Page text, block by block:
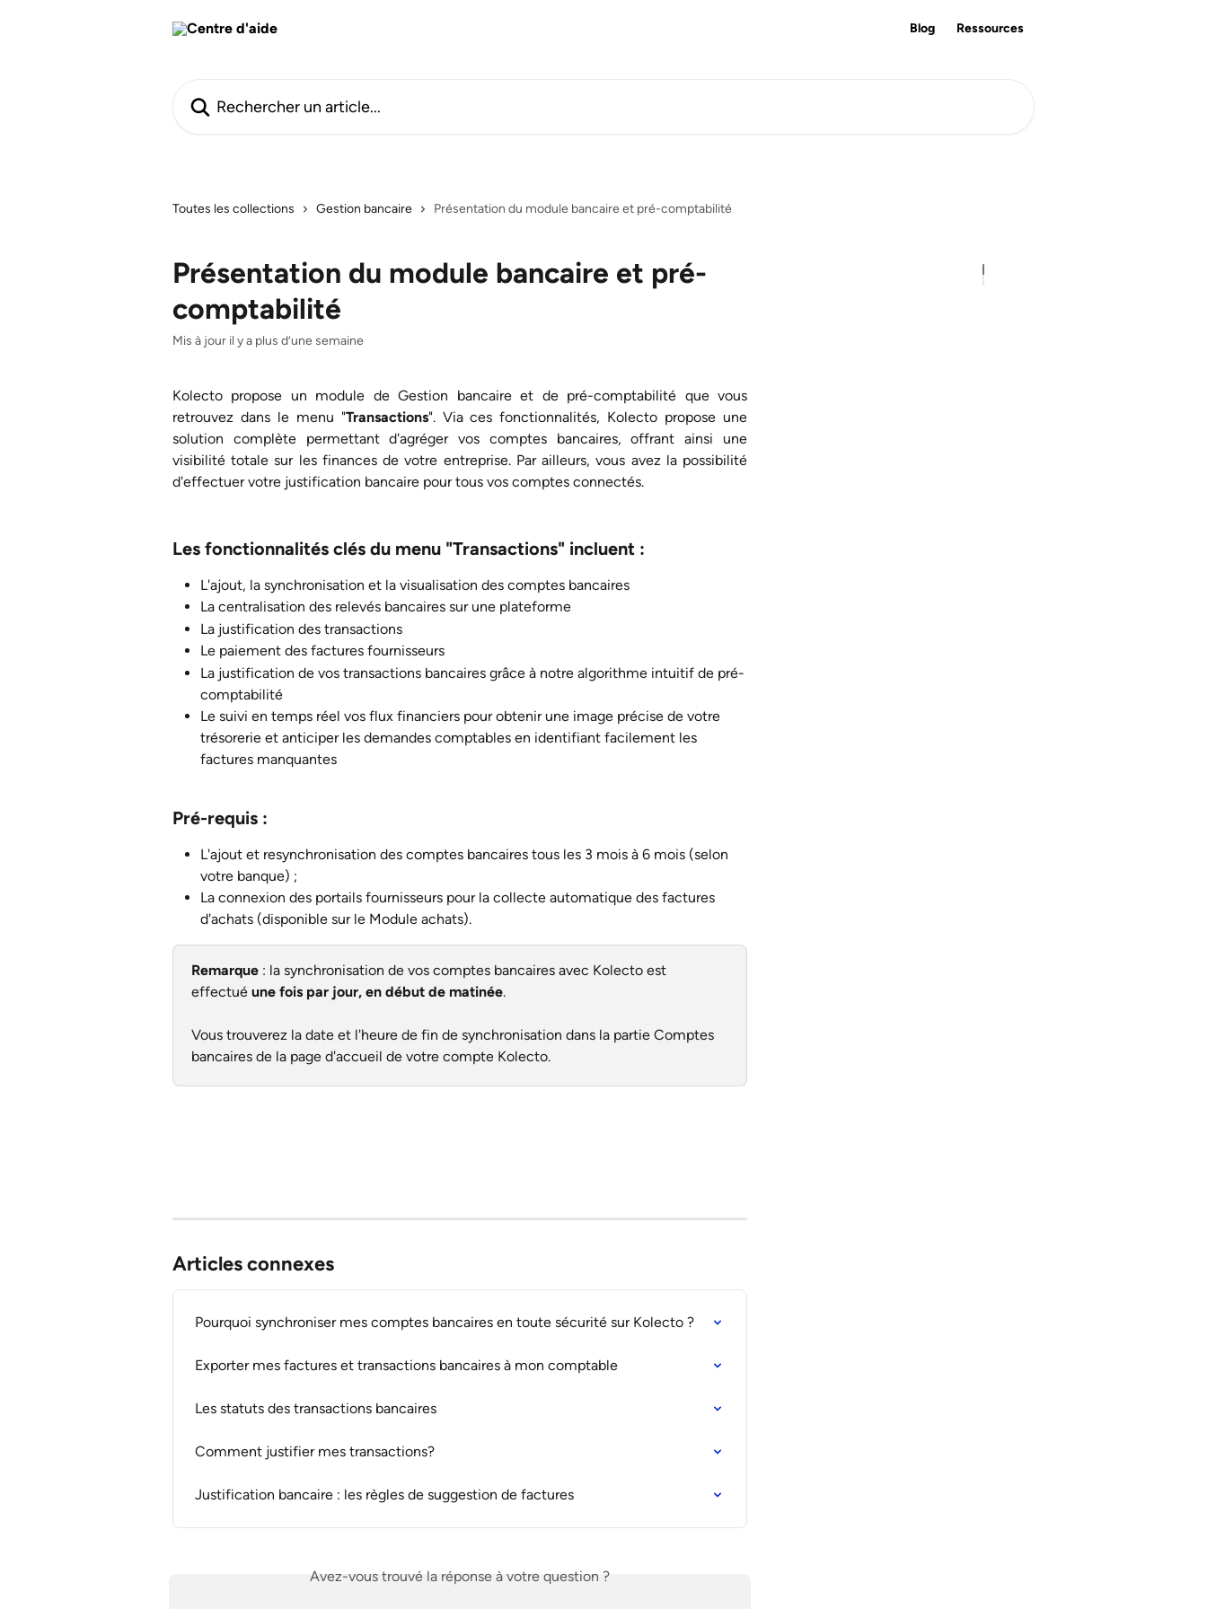
Blog Ressources
Toutes les collections Gestion bancaire Présentation du module bancaire et pré-comptabilité
Présentation du module bancaire et pré-
comptabilité
Mis à jour il y a plus d’une semaine
Kolecto propose un module de Gestion bancaire et de pré-comptabilité que vous
retrouvez dans le menu "Transactions". Via ces fonctionnalités, Kolecto propose une
solution complète permettant d'agréger vos comptes bancaires, offrant ainsi une
visibilité totale sur les finances de votre entreprise. Par ailleurs, vous avez la possibilité
d'effectuer votre justification bancaire pour tous vos comptes connectés.
Les fonctionnalités clés du menu "Transactions" incluent :
L'ajout, la synchronisation et la visualisation des comptes bancaires
La centralisation des relevés bancaires sur une plateforme
La justification des transactions
Le paiement des factures fournisseurs
La justification de vos transactions bancaires grâce à notre algorithme intuitif de pré-
comptabilité
Le suivi en temps réel vos flux financiers pour obtenir une image précise de votre
trésorerie et anticiper les demandes comptables en identifiant facilement les
factures manquantes
Pré-requis :
L'ajout et resynchronisation des comptes bancaires tous les 3 mois à 6 mois (selon
votre banque) ;
La connexion des portails fournisseurs pour la collecte automatique des factures
d'achats (disponible sur le Module achats).
Remarque : la synchronisation de vos comptes bancaires avec Kolecto est
effectué une fois par jour, en début de matinée.
Vous trouverez la date et l'heure de fin de synchronisation dans la partie Comptes
bancaires de la page d'accueil de votre compte Kolecto.
Articles connexes
Pourquoi synchroniser mes comptes bancaires en toute sécurité sur Kolecto ?
Exporter mes factures et transactions bancaires à mon comptable
Les statuts des transactions bancaires
Comment justifier mes transactions?
Justification bancaire : les règles de suggestion de factures
Avez-vous trouvé la réponse à votre question ?